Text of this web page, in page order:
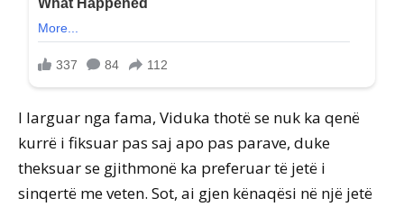
I larguar nga fama, Viduka thotë se nuk ka qenë
kurrë i fiksuar pas saj apo pas parave, duke
theksuar se gjithmonë ka preferuar të jetë i
sinqertë me veten. Sot, ai gjen kënaqësi në një jetë